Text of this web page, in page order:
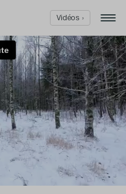
Vidéos ›